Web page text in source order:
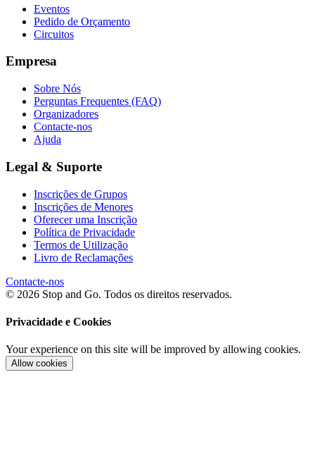
Eventos
Pedido de Orçamento
Circuitos
Empresa
Sobre Nós
Perguntas Frequentes (FAQ)
Organizadores
Contacte-nos
Ajuda
Legal & Suporte
Inscrições de Grupos
Inscrições de Menores
Oferecer uma Inscrição
Política de Privacidade
Termos de Utilização
Livro de Reclamações
Contacte-nos
© 2026 Stop and Go. Todos os direitos reservados.
Privacidade e Cookies
Your experience on this site will be improved by allowing cookies.
Allow cookies